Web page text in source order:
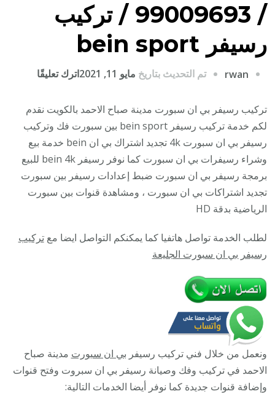
/ 99009693 / تركيب
رسيفر bein sport
rwan تم التحديث بتاريخ مايو 11, 2021 اترك تعليقًا
رسيفر
بي
ان
سبورت
مدينة
صباح
تركيب رسيفر بي ان سبورت مدينة صباح الاحمد بالكويت نقدم
لكم خدمة تركيب رسيفر bein sport بين سبورت فك وتركيب
رسيفر بي ان سبورت 4k تجديد اشتراك بي ان bein خدمة بيع
وشراء رسيفرات بي ان سبورت كما نوفر رسيفر bein 4k للبيع
برمجة رسيفر بي ان سبورت ضبط إعدادات رسيفر بين سبورت
تجديد اشتراكات بي ان سبورت ، ومشاهدة قنوات بين سبورت
الرياضية بدقة HD
لطلب الخدمة تواصل هاتفيا كما يمكنكم التواصل ايضا معتركيب
رسيفر بي ان سبورت الجليعة
ونعمل من خلال فني تركيب رسيفر بي ان سبورت مدينة صباح
الاحمد في تركيب وفك وصيانة رسيفر بي ان سبروت وفتح قنوات
وإضافة قنوات جديدة كما نوفر أيضا الخدمات التالية: